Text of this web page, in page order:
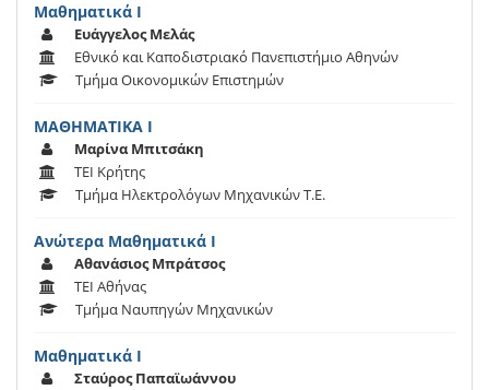
Μαθηματικά Ι
Ευάγγελος Μελάς
Εθνικό και Καποδιστριακό Πανεπιστήμιο Αθηνών
Τμήμα Οικονομικών Επιστημών
ΜΑΘΗΜΑΤΙΚΑ Ι
Μαρίνα Μπιτσάκη
ΤΕΙ Κρήτης
Τμήμα Ηλεκτρολόγων Μηχανικών Τ.Ε.
Ανώτερα Μαθηματικά Ι
Αθανάσιος Μπράτσος
ΤΕΙ Αθήνας
Τμήμα Ναυπηγών Μηχανικών
Μαθηματικά Ι
Σταύρος Παπαϊωάννου